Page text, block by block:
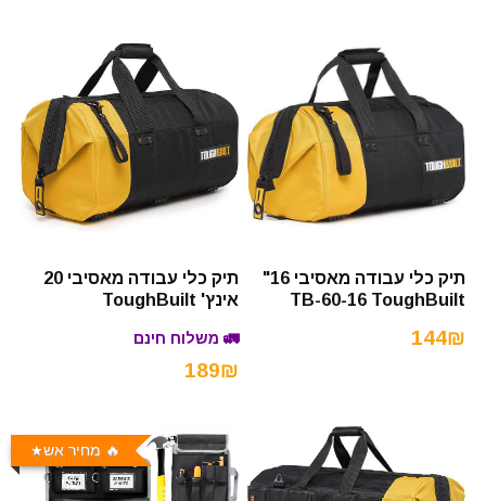
תיק כלי עבודה מאסיבי 16"
TB-60-16 ToughBuilt
144₪
תיק כלי עבודה מאסיבי 20
אינץ' ToughBuilt
🚛 משלוח חינם
189₪
🔥 מחיר אש